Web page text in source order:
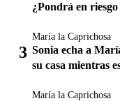
¿Pondrá en
María la Caprichosa
Sonia echa a
su casa mientras
María la Caprichosa